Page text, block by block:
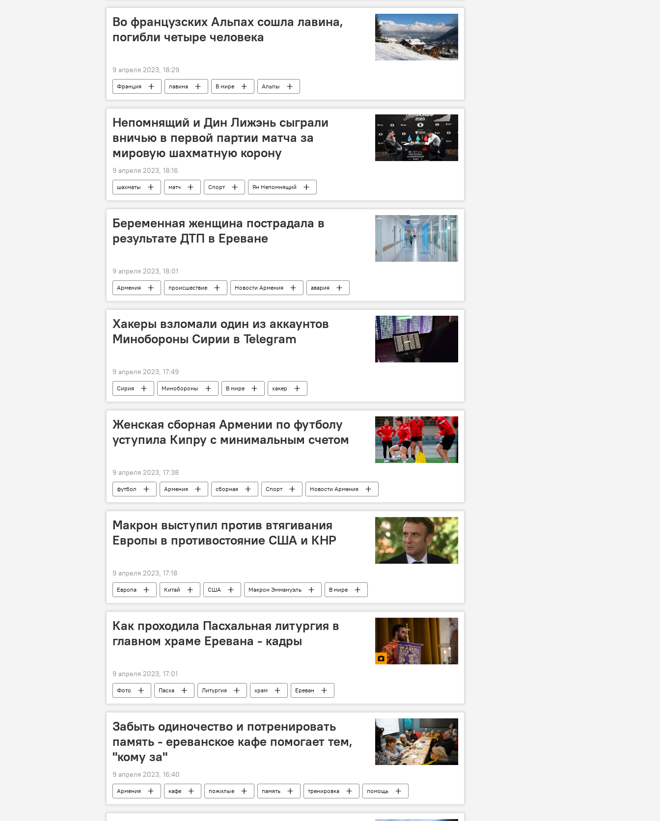
Во французских Альпах сошла лавина,
погибли четыре человека
9 апреля 2023, 18:29
Франция лавина В мире Альпы
Непомнящий и Дин Лижэнь сыграли
вничью в первой партии матча за
мировую шахматную корону
9 апреля 2023, 18:16
шахматы матч Спорт Ян Непомнящий
Беременная женщина пострадала в
результате ДТП в Ереване
9 апреля 2023, 18:01
Армения происшествие Новости Армения авария
Хакеры взломали один из аккаунтов
Минобороны Сирии в Telegram
9 апреля 2023, 17:49
Сирия Минобороны В мире хакер
Женская сборная Армении по футболу
уступила Кипру с минимальным счетом
9 апреля 2023, 17:38
футбол Армения сборная Спорт Новости Армения
Макрон выступил против втягивания
Европы в противостояние США и КНР
9 апреля 2023, 17:18
Европа Китай США Макрон Эммануэль В мире
Как проходила Пасхальная литургия в
главном храме Еревана - кадры
9 апреля 2023, 17:01
Фото Пасха Литургия храм Ереван
Забыть одиночество и потренировать
память - ереванское кафе помогает тем,
"кому за"
9 апреля 2023, 16:40
Армения кафе пожилые память тренировка помощь